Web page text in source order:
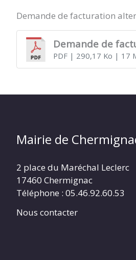
CHERMIGNAC
(17460)
Demande de facturation
Demande de
PDF| 290,17 Ko | 17
Mairie de
2 place du Maréchal Leclerc
17460 Chermignac
Téléphone : 05.46.92.60.53
Nous contacter